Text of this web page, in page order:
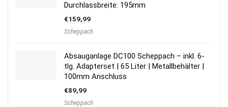
Durchlassbreite: 195mm
€159,99
Scheppach
Absauganlage DC100 Scheppach – inkl. 6-
tlg. Adapterset | 65 Liter | Metallbehälter |
100mm Anschluss
€89,99
Scheppach